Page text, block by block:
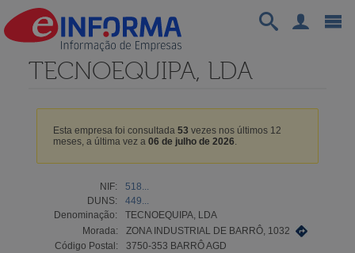
TECNOEQUIPA, LDA
Esta empresa foi consultada 53 vezes nos últimos 12
meses, a última vez a 06 de julho de 2026.
NIF:
518...
DUNS:
449...
Denominação:
TECNOEQUIPA, LDA
Morada:
ZONA INDUSTRIAL DE BARRÔ, 1032
Código Postal:
3750-353 BARRÔ AGD